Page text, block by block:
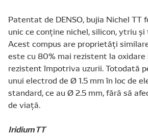
Patentat de DENSO, bujia Nichel TT
unic ce conţine nichel, silicon, ytriu şi
Acest compus are proprietăţi
este cu 80% mai rezistent la oxidare
rezistent împotriva uzurii. Totodată
unui electrod de Ø 1.5 mm în loc de
standard, ce au Ø 2.5 mm, fără să
de viaţă.
Iridium TT